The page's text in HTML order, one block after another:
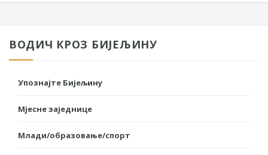
ВОДИЧ КРОЗ БИЈЕЉИНУ
Упознајте Бијељину
Мјесне заједнице
Млади/образовање/спорт